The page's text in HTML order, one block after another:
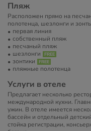
Пляж
Расположен прямо на
полотенца, шезлонги и
первая линия
собственный пляж
песчаный пляж
шезлонги
зонтики
пляжные полотенца
Услуги в отеле
Предлагает несколько
международной кухни.
ужин. В отеле имеется
бассейн и отдельный
стойка регистрации,